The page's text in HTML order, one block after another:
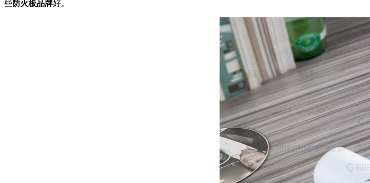
些防火板品牌好。